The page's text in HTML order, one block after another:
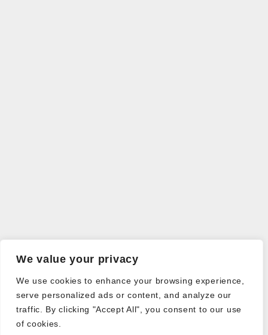
We value your privacy
We use cookies to enhance your browsing experience,
serve personalized ads or content, and analyze our
traffic. By clicking "Accept All", you consent to our use
of cookies.